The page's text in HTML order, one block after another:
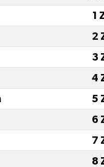
1
2
3
4
5
6
7
8